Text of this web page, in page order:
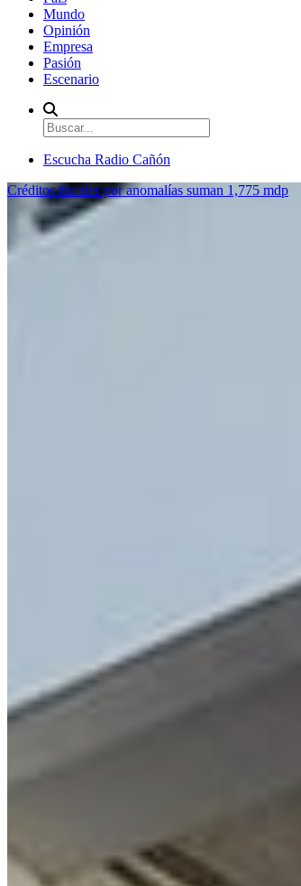
Mundo
Opinión
Empresa
Pasión
Escenario
Escucha Radio Cañón
Créditos fiscales por anomalías suman 1,775 mdp